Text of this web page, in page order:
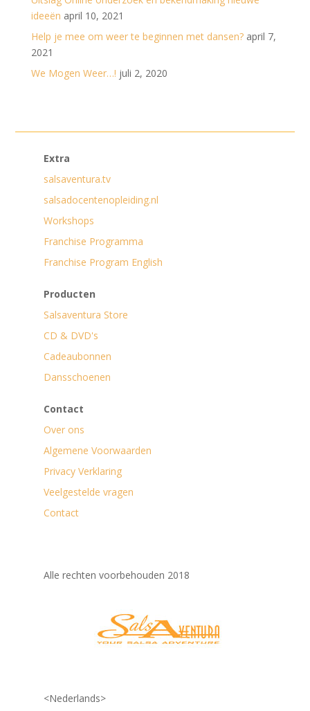
ideeën april 10, 2021
Help je mee om weer te beginnen met dansen? april 7,
2021
We Mogen Weer…! juli 2, 2020
Extra
salsaventura.tv
salsadocentenopleiding.nl
Workshops
Franchise Programma
Franchise Program English
Producten
Salsaventura Store
CD & DVD's
Cadeaubonnen
Dansschoenen
Contact
Over ons
Algemene Voorwaarden
Privacy Verklaring
Veelgestelde vragen
Contact
Alle rechten voorbehouden 2018
<Nederlands>